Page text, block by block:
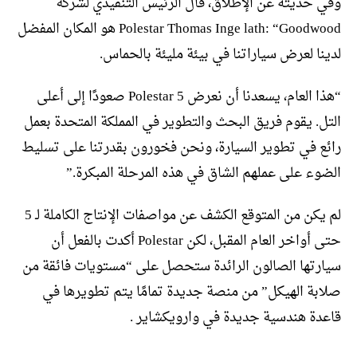
Polestar Thomas Inge lath: “Goodwood هو المكان المفضل
لدينا لعرض سياراتنا في بيئة مليئة بالحماس.
“هذا العام، يسعدنا أن نعرض Polestar 5 صعودًا إلى أعلى
التل. يقوم فريق البحث والتطوير في المملكة المتحدة بعمل
رائع في تطوير السيارة، ونحن فخورون بقدرتنا على تسليط
الضوء على عملهم الشاق في هذه المرحلة المبكرة.”
لم يكن من المتوقع الكشف عن مواصفات الإنتاج الكاملة لـ 5
حتى أواخر العام المقبل، لكن Polestar أكدت بالفعل أن
سيارتها الصالون الرائدة ستحصل على “مستويات فائقة من
صلابة الهيكل” من منصة جديدة تمامًا يتم تطويرها في
قاعدة هندسية جديدة في وارويكشاير .